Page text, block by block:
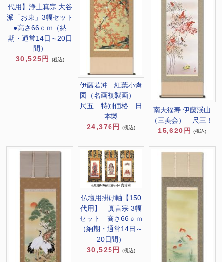
代用】浄土真宗 大谷
派「お東」3幅セット
●高さ66ｃｍ（納
期・通常14日～20日
間）
30,525円
(税込)
伊藤若冲 紅葉小禽
図（名画複製画）
尺五 特別価格 日
本製
24,376円
(税込)
南天福寿 伊藤渓山
（三美会） 尺三！
15,620円 (税込)
仏壇用掛け軸【150
代用】 真言宗 3幅
セット 高さ66ｃｍ
（納期・通常14日～
20日間）
30,525円
(税込)